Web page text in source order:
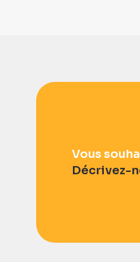
Vous
Décrivez-